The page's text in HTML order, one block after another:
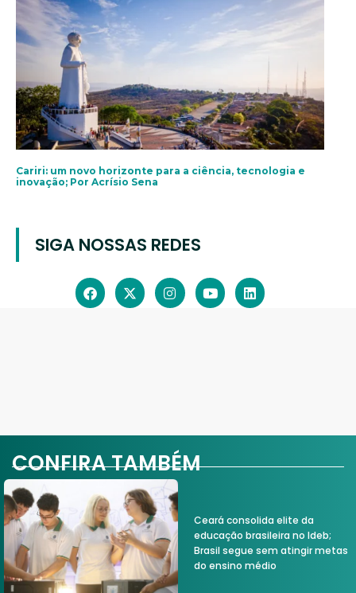
Cariri: um novo horizonte para a ciência, tecnologia e
inovação; Por Acrísio Sena
SIGA NOSSAS REDES
CONFIRA TAMBÉM
Ceará consolida elite da
educação brasileira no Ideb;
Brasil segue sem atingir metas
do ensino médio